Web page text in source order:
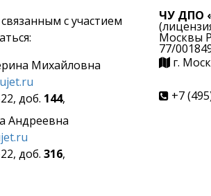
с участием
Михайловна
доб. 144,
Андреевна
доб. 316,
ЧУ ДПО
Москвы
77/
г.
+7